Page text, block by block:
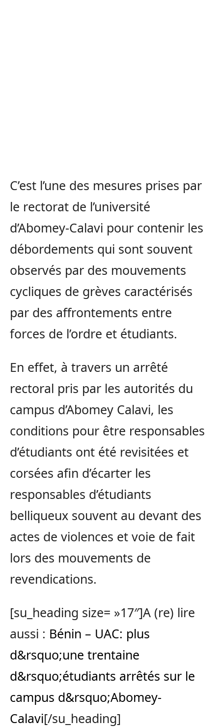
C’est l’une des mesures prises par
le rectorat de l’université
d’Abomey-Calavi pour contenir les
débordements qui sont souvent
observés par des mouvements
cycliques de grèves caractérisés
par des affrontements entre
forces de l’ordre et étudiants.
En effet, à travers un arrêté
rectoral pris par les autorités du
campus d’Abomey Calavi, les
conditions pour être responsables
d’étudiants ont été revisitées et
corsées afin d’écarter les
responsables d’étudiants
belliqueux souvent au devant des
actes de violences et voie de fait
lors des mouvements de
revendications.
[su_heading size= »17″]A (re) lire
aussi : Bénin – UAC: plus
d&rsquo;une trentaine
d&rsquo;étudiants arrêtés sur le
campus d&rsquo;Abomey-
Calavi[/su_heading]